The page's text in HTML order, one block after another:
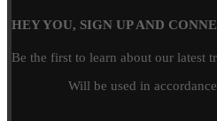
HEY YOU, SIGN UP AND
Be the first to learn about our latest
Will be used in